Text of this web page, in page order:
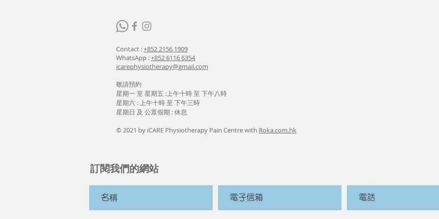
Contact :+852 2156 1909
WhatsApp :+852 6116 6354
icarephysiotherapy@gmail.com
敬請預約
星期一 至 星期五 :上午十時 至 下午八時
星期六 : 上午十時 至 下午三時
星期日 及 公眾假期 : 休息
© 2021 by iCARE Physiotherapy Pain Centre with Roka.com.hk
訂閱我們的網站